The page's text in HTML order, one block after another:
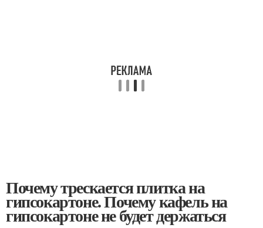
Почему трескается плитка на
гипсокартоне. Почему кафель на
гипсокартоне не будет держаться